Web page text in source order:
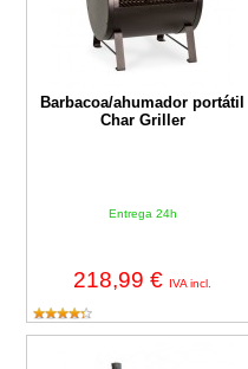
Barbacoa/ahumador portátil
Char Griller
Entrega 24h
218,99 € IVA incl.
Funda para barbacoa